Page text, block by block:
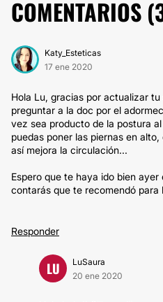
COMENTARIOS (
Katy_Esteticas
17 ene 2020
Hola Lu, gracias por actualizar
preguntar a la doc por el
vez sea producto de la postura
puedas poner las piernas en
así mejora la circulación...
Espero que te haya ido bien
contarás que te recomendó para
Responder
LU
LuSaura
20 ene 2020